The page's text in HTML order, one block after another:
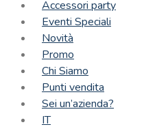
Accessori party
Eventi Speciali
Novità
Promo
Chi Siamo
Punti vendita
Sei un’azienda?
IT